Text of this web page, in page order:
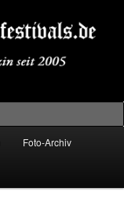
Foto-Archiv